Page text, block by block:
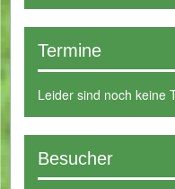
Termine
Leider sind noch keine
Besucher